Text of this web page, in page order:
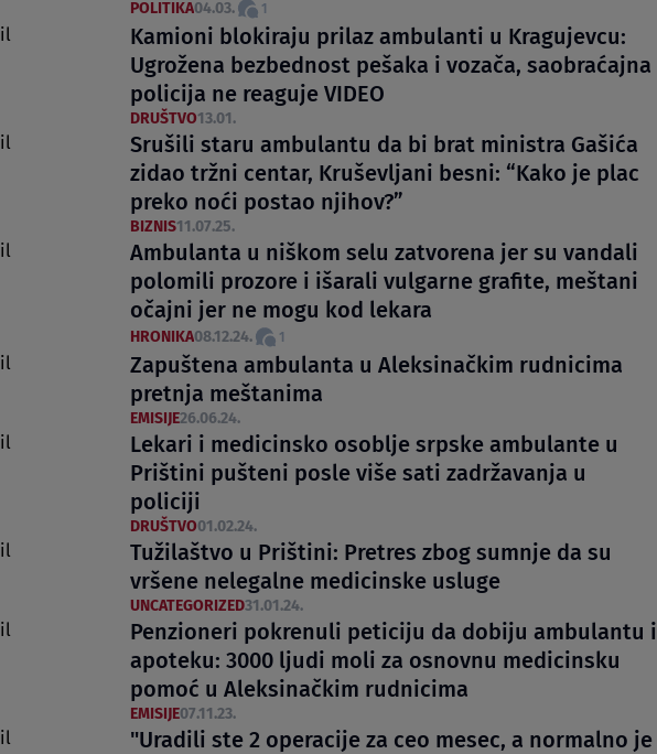
POLITIKA04.03. 1
Kamioni blokiraju prilaz ambulanti u Kragujevcu:
Ugrožena bezbednost pešaka i vozača, saobraćajna
policija ne reaguje VIDEO
DRUŠTVO13.01.
Srušili staru ambulantu da bi brat ministra Gašića
zidao tržni centar, Kruševljani besni: “Kako je plac
preko noći postao njihov?”
BIZNIS11.07.25.
Ambulanta u niškom selu zatvorena jer su vandali
polomili prozore i išarali vulgarne grafite, meštani
očajni jer ne mogu kod lekara
HRONIKA08.12.24. 1
Zapuštena ambulanta u Aleksinačkim rudnicima
pretnja meštanima
EMISIJE26.06.24.
Lekari i medicinsko osoblje srpske ambulante u
Prištini pušteni posle više sati zadržavanja u
policiji
DRUŠTVO01.02.24.
Tužilaštvo u Prištini: Pretres zbog sumnje da su
vršene nelegalne medicinske usluge
UNCATEGORIZED31.01.24.
Penzioneri pokrenuli peticiju da dobiju ambulantu i
apoteku: 3000 ljudi moli za osnovnu medicinsku
pomoć u Aleksinačkim rudnicima
EMISIJE07.11.23.
"Uradili ste 2 operacije za ceo mesec, a normalno je